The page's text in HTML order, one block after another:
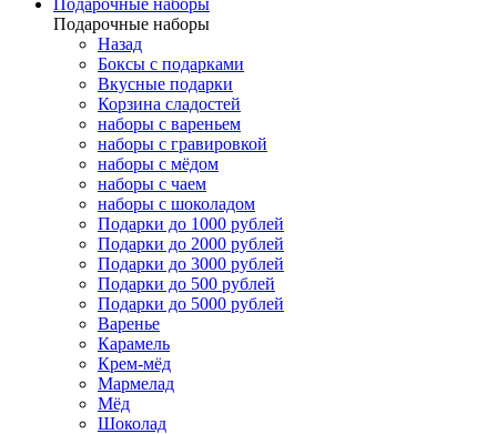
Подарочные наборы
Подарочные наборы
Назад
Боксы с подарками
Вкусные подарки
Корзина сладостей
наборы с вареньем
наборы с гравировкой
наборы с мёдом
наборы с чаем
наборы с шоколадом
Подарки до 1000 рублей
Подарки до 2000 рублей
Подарки до 3000 рублей
Подарки до 500 рублей
Подарки до 5000 рублей
Варенье
Карамель
Крем-мёд
Мармелад
Мёд
Шоколад